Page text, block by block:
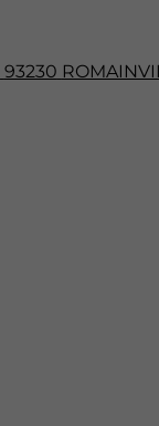
93230